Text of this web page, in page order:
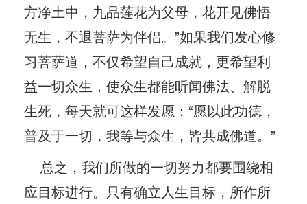
方净土中，九品莲花为父母，花开见佛悟
无生，不退菩萨为伴侣。”如果我们发心修
习菩萨道，不仅希望自己成就，更希望利
益一切众生，使众生都能听闻佛法、解脱
生死，每天就可这样发愿：“愿以此功德，
普及于一切，我等与众生，皆共成佛道。”
总之，我们所做的一切努力都要围绕相
应目标进行。只有确立人生目标，所作所